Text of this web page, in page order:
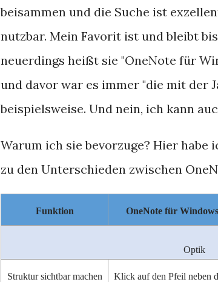
beisammen und die Suche ist
nutzbar. Mein Favorit ist und bleibt
neuerdings heißt sie "OneNote für
und davor war es immer "die mit der
beispielsweise. Und nein, ich kann
Warum ich sie bevorzuge? Hier
zu den Unterschieden zwischen
Funktion OneNote für Windows
Optik
Struktur sichtbar machen
Klick auf den Pfeil neben